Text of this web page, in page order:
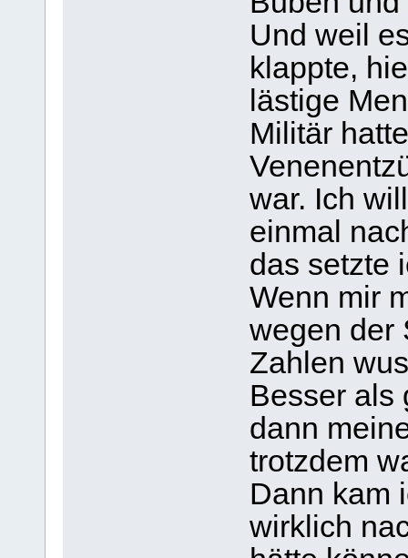
Und weil
klappte,
lästige
Militär
war. Ich
einmal
das setzte
Wenn mir
wegen der
Zahlen
Besser als
dann
trotzdem
Dann kam
wirklich